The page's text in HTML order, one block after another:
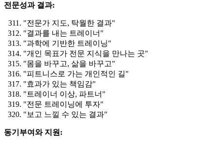
전문성과 결과:
"전문가 지도, 탁월한 결과"
"결과를 내는 트레이너"
"과학에 기반한 트레이닝"
"개인 목표가 전문 지식을 만나는 곳"
"몸을 바꾸고, 삶을 바꾸고"
"피트니스로 가는 개인적인 길"
"효과가 있는 책임감"
"트레이너 이상, 파트너"
"전문 트레이닝에 투자"
"보고 느낄 수 있는 결과"
동기부여와 지원: